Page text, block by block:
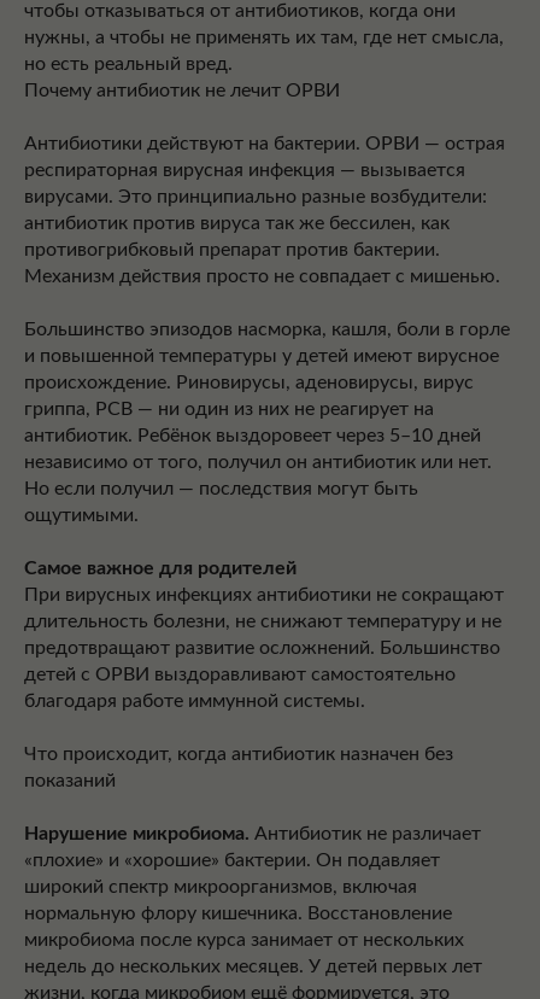
чтобы отказываться от антибиотиков, когда они
нужны, а чтобы не применять их там, где нет смысла,
но есть реальный вред.
Почему антибиотик не лечит ОРВИ
Антибиотики действуют на бактерии. ОРВИ — острая
респираторная вирусная инфекция — вызывается
вирусами. Это принципиально разные возбудители:
антибиотик против вируса так же бессилен, как
противогрибковый препарат против бактерии.
Механизм действия просто не совпадает с мишенью.
Большинство эпизодов насморка, кашля, боли в горле
и повышенной температуры у детей имеют вирусное
происхождение. Риновирусы, аденовирусы, вирус
гриппа, РСВ — ни один из них не реагирует на
антибиотик. Ребёнок выздоровеет через 5–10 дней
независимо от того, получил он антибиотик или нет.
Но если получил — последствия могут быть
ощутимыми.
Самое важное для родителей
При вирусных инфекциях антибиотики не сокращают
длительность болезни, не снижают температуру и не
предотвращают развитие осложнений. Большинство
детей с ОРВИ выздоравливают самостоятельно
благодаря работе иммунной системы.
Что происходит, когда антибиотик назначен без
показаний
Нарушение микробиома. Антибиотик не различает
«плохие» и «хорошие» бактерии. Он подавляет
широкий спектр микроорганизмов, включая
нормальную флору кишечника. Восстановление
микробиома после курса занимает от нескольких
недель до нескольких месяцев. У детей первых лет
жизни, когда микробиом ещё формируется, это